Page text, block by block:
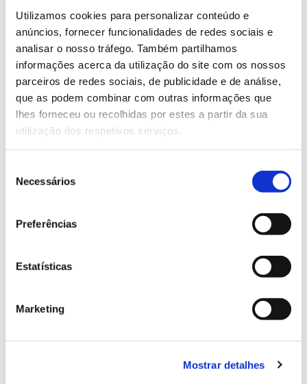
Utilizamos cookies para personalizar conteúdo e
anúncios, fornecer funcionalidades de redes sociais e
analisar o nosso tráfego. Também partilhamos
informações acerca da utilização do site com os nossos
parceiros de redes sociais, de publicidade e de análise,
que as podem combinar com outras informações que
lhes forneceu ou recolhidas por estes a partir da sua
utilização dos respetivos serviços.
Necessários
Preferências
Estatísticas
Marketing
Mostrar detalhes
Valor da castanha estimado
em mais de 100 milhões de
euros
portuguesas nas regiões de montanha, a castanha
viu a sua produção cair 64% em cerca de 60 anos.
pragas e doenças do castanheiro. Saiba como a
ciência está a tentar ultrapassar este problema que